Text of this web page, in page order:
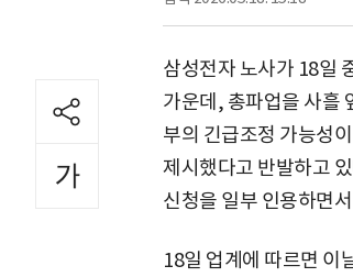
삼성전자 노사가 18일
가운데, 총파업을 사흘
부의 긴급조정 가능성
제시했다고 반발하고
신청을 일부 인용하면
18일 업계에 따르면 이